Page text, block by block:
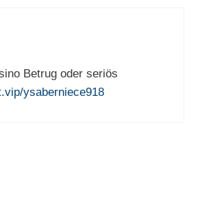
Betrug oder seriös
ysaberniece918